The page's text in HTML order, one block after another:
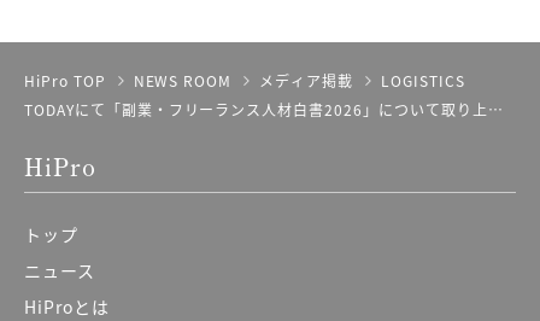
HiPro TOP NEWS ROOM メディア掲載
LOGISTICS
TODAYにて「副業・フリーランス人材白書2026」について取り上げ
HiPro
トップ
ニュース
HiProとは